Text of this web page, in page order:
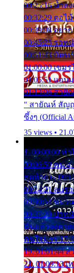
00:25:16 น้ำล
00:32:29 ตอไ
00:39:08 อยา
00:45:25 รอห
00:51:43 บัตร
01:00:00 เขม
01:05:51 แอบ
01:13:06 สายั
" สายัณห์ สัญญ
ซึ้งๆ (Official
35 views •
1. 00:00:00 ท
00:06:50 คน
สุดท้าย 6.
00:24:21 ลบร
00:30:54 ขบว
00:37:20 ปาห
ฉันแล้วจงตายเ
คนใจมาร 17.
19. 01:01:44
21. 01:09:13 เ